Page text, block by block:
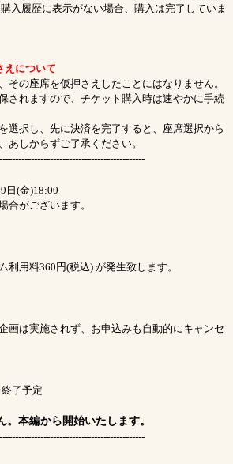
入履歴に表示がない場合、購入は完了していま
えについて
その座席を仮押さえしたことにはなりません。
されますので、チケット購入時は速やかに手続
選択し、先に決済を完了すると、座席選択から
あしからずご了承ください。
日(金)18:00
合がございます。
用料360円(税込) が発生致します。
画は実施されず、お申込みも自動的にキャンセ
了予定
本編から開始いたします。